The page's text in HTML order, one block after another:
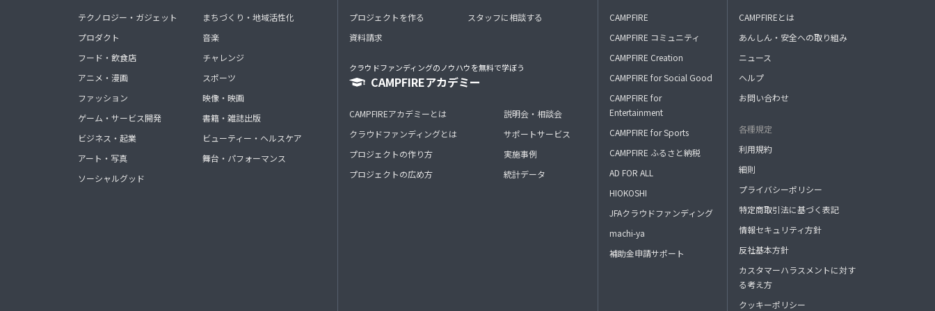
テクノロジー・ガジェット
プロダクト
フード・飲食店
アニメ・漫画
ファッション
ゲーム・サービス開発
ビジネス・起業
アート・写真
ソーシャルグッド
まちづくり・地域活性化
音楽
チャレンジ
スポーツ
映像・映画
書籍・雑誌出版
ビューティー・ヘルスケア
舞台・パフォーマンス
プロジェクトを作る
資料請求
スタッフに相談する
クラウドファンディングのノウハウを無料で学ぼう
CAMPFIREアカデミー
CAMPFIREアカデミーとは
クラウドファンディングとは
プロジェクトの作り方
プロジェクトの広め方
説明会・相談会
サポートサービス
実施事例
統計データ
CAMPFIRE
CAMPFIRE コミュニティ
CAMPFIRE Creation
CAMPFIRE for Social Good
CAMPFIRE for
Entertainment
CAMPFIRE for Sports
CAMPFIRE ふるさと納税
AD FOR ALL
HIOKOSHI
JFAクラウドファンディング
machi-ya
補助金申請サポート
CAMPFIREとは
あんしん・安全への取り組み
ニュース
ヘルプ
お問い合わせ
各種規定
利用規約
細則
プライバシーポリシー
特定商取引法に基づく表記
情報セキュリティ方針
反社基本方針
カスタマーハラスメントに対す
る考え方
クッキーポリシー